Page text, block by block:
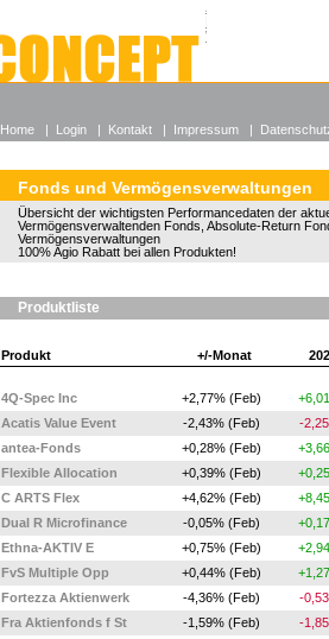
Alle offenen Fonds
Wieso Hedgefonds?
Fonds und Vermögensverwaltungen
Übersicht der wichtigsten Performancedaten der
Vermögensverwaltenden Fonds, Absolute-Return
Vermögensverwaltungen
100% Agio Rabatt bei allen Produkten!
Produktliste
Produkt +/-Monat
4Q-Spec Inc +2,77% (Feb)
Acatis Value Event
-2,43% (Feb) -
antea-Fonds
+0,28% (Feb)
Flexible Allocation
+0,39% (Feb)
C ARTS Flex
+4,62% (Feb)
Dual R Microfinance
-0,05% (Feb)
Ethna-AKTIV E
+0,75% (Feb)
FvS Multiple Opp
+0,44% (Feb)
Fortezza Aktienwerk
-4,36% (Feb) -
Fra Aktienfonds f St
-1,59% (Feb) -
Home | Login | Kontakt | Impressum |